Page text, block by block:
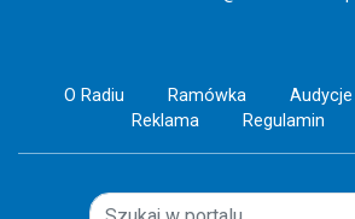
O Radiu Ramówka Audycje
Reklama
Regulamin